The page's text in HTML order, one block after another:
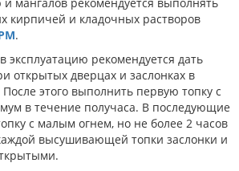
кирпичей и кладочных растворов
.
эксплуатацию рекомендуется дать
открытых дверцах и заслонках в
этого выполнить первую топку с
в течение получаса. В последующие
с малым огнем, но не более 2 часов
высушивающей топки заслонки и